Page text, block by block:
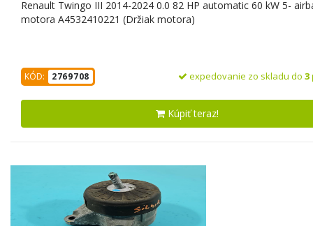
Renault Twingo III 2014-2024 0.0 82 HP automatic 60 kW 5-
motora A4532410221 (Držiak motora)
KÓD: 2769708 expedovanie zo skladu do 3
Kúpiť teraz!